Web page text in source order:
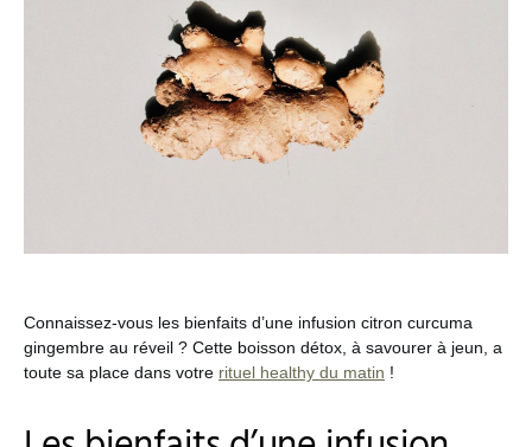
Connaissez-vous les bienfaits d’une infusion citron curcuma
gingembre au réveil ? Cette boisson détox, à savourer à jeun, a
toute sa place dans votre rituel healthy du matin !